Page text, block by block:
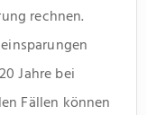
rechnen.
Jahre bei
Fällen können